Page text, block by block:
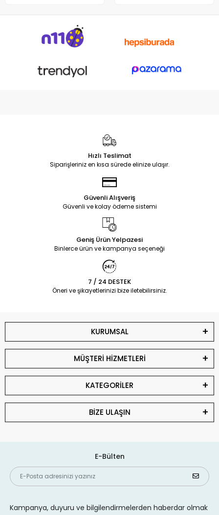
Hızlı Teslimat
Siparişleriniz en kısa sürede elinize ulaşır.
Güvenli Alışveriş
Güvenli ve kolay ödeme sistemi
Geniş Ürün Yelpazesi
Binlerce ürün ve kampanya seçeneği
7 / 24 DESTEK
Öneri ve şikayetlerinizi bize iletebilirsiniz.
KURUMSAL
MÜŞTERİ HİZMETLERİ
KATEGORİLER
BİZE ULAŞIN
E-Bülten
Kampanya, duyuru ve bilgilendirmelerden haberdar olmak